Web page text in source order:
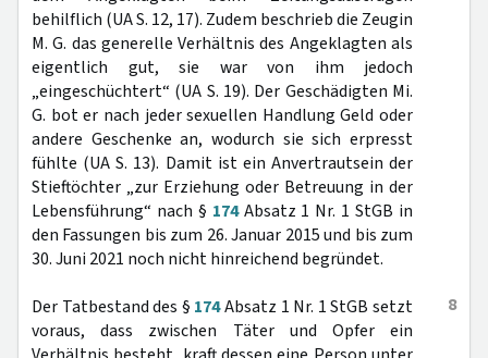
behilflich (UA S. 12, 17). Zudem beschrieb die Zeugin
M. G. das generelle Verhältnis des Angeklagten als
eigentlich gut, sie war von ihm jedoch
„eingeschüchtert“ (UA S. 19). Der Geschädigten Mi.
G. bot er nach jeder sexuellen Handlung Geld oder
andere Geschenke an, wodurch sie sich erpresst
fühlte (UA S. 13). Damit ist ein Anvertrautsein der
Stieftöchter „zur Erziehung oder Betreuung in der
Lebensführung“ nach § 174Absatz 1 Nr. 1 StGB in
den Fassungen bis zum 26. Januar 2015 und bis zum
30. Juni 2021 noch nicht hinreichend begründet.
8
Der Tatbestand des § 174Absatz 1 Nr. 1 StGB setzt
voraus, dass zwischen Täter und Opfer ein